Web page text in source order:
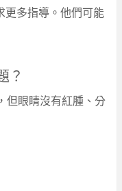
更多指導。他們可能
？
但眼睛沒有紅腫、分